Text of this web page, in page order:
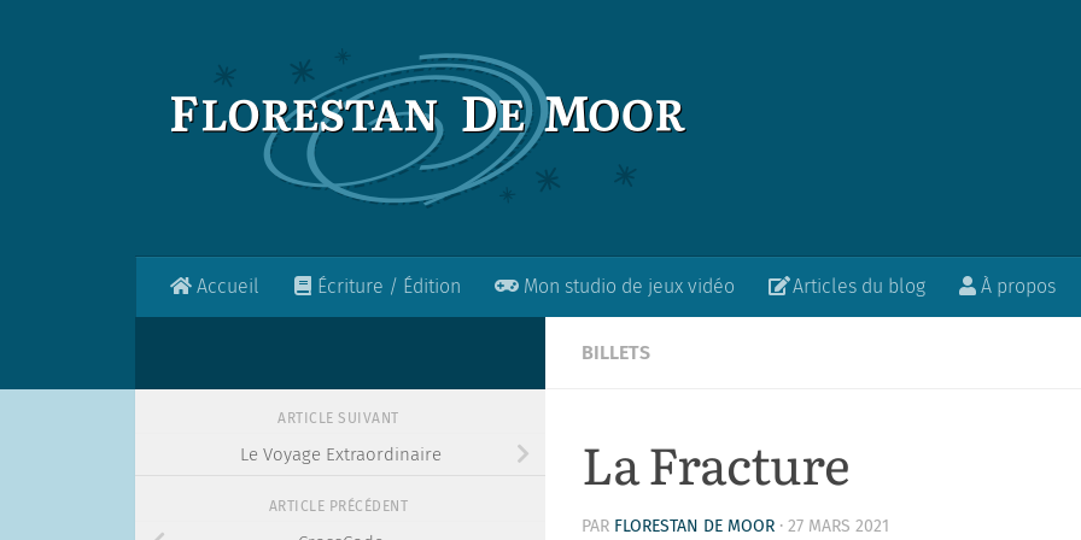
Accueil Écriture / Édition Mon studio de jeux vidéo Articles du blog À propos
BILLETS
La Fracture
PAR FLORESTAN DE MOOR · 27 MARS 2021
ARTICLE SUIVANT
Le Voyage Extraordinaire
ARTICLE PRÉCÉDENT